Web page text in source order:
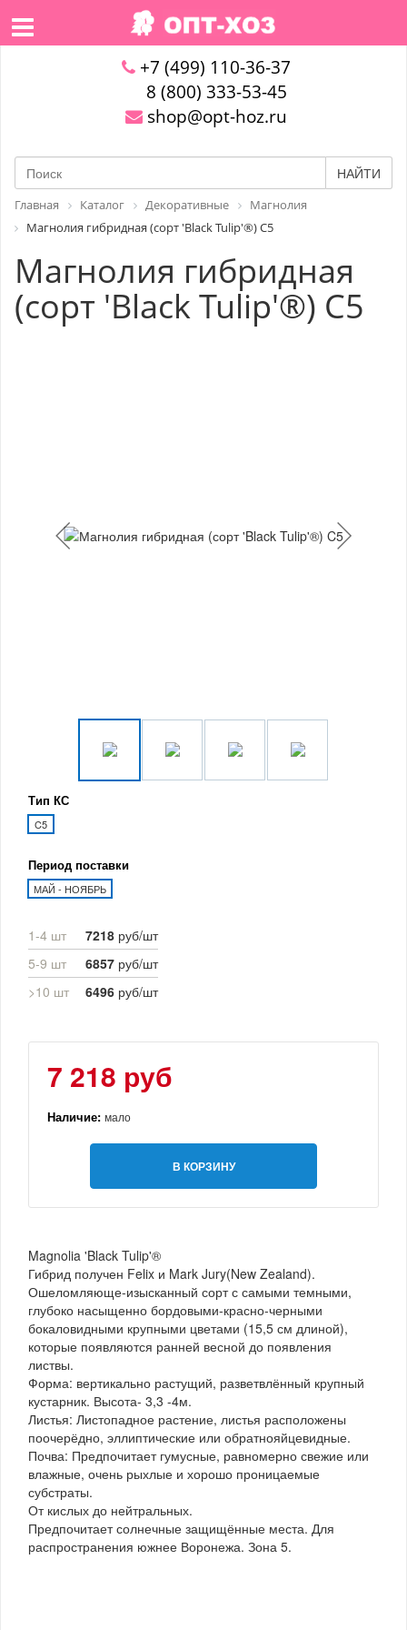
+7 (499) 110-36-37
8 (800) 333-53-45
shop@opt-hoz.ru
НАЙТИ
Главная Каталог Декоративные
Магнолия
Магнолия гибридная (сорт 'Black Tulip'®) C5
Магнолия гибридная
(сорт 'Black Tulip'®) C5
Тип КС
C5
Период поставки
МАЙ - НОЯБРЬ
1-4 шт 7218 руб/шт
5-9 шт
6857 руб/шт
>10 шт
6496 руб/шт
7 218 руб
Наличие: мало
В КОРЗИНУ
Magnolia 'Black Tulip'®
Гибрид получен Felix и Mark Jury(New Zealand).
Ошеломляюще-изысканный сорт с самыми темными,
глубоко насыщенно бордовыми-красно-черными
бокаловидными крупными цветами (15,5 см длиной),
которые появляются ранней весной до появления
листвы.
Форма: вертикально растущий, разветвлённый крупный
кустарник. Высота- 3,3 -4м.
Листья: Листопадное растение, листья расположены
поочерёдно, эллиптические или обратнояйцевидные.
Почва: Предпочитает гумусные, равномерно свежие или
влажные, очень рыхлые и хорошо проницаемые
субстраты.
От кислых до нейтральных.
Предпочитает солнечные защищённые места. Для
распространения южнее Воронежа. Зона 5.